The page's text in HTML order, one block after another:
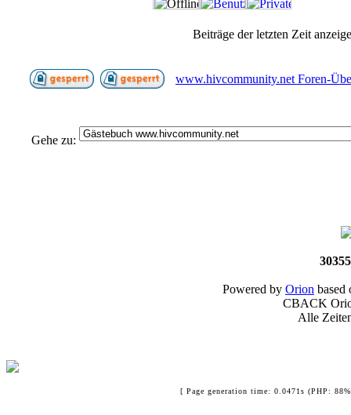
Beiträge der letzten Zeit
www.hivcommunity.net Foren-
Gehe zu:
30355
Powered by Orion based
CBACK
Alle
[ Page generation time: 0.0471s (PHP: